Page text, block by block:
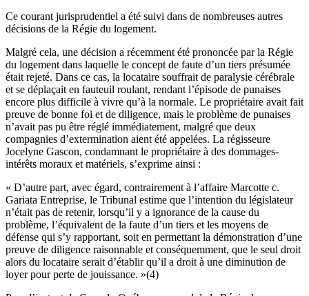
Ce courant jurisprudentiel a été suivi dans de nombreuses autres
décisions de la Régie du logement.
Malgré cela, une décision a récemment été prononcée par la Régie
du logement dans laquelle le concept de faute d’un tiers présumée
était rejeté. Dans ce cas, la locataire souffrait de paralysie cérébrale
et se déplaçait en fauteuil roulant, rendant l’épisode de punaises
encore plus difficile à vivre qu’à la normale. Le propriétaire avait fait
preuve de bonne foi et de diligence, mais le problème de punaises
n’avait pas pu être réglé immédiatement, malgré que deux
compagnies d’extermination aient été appelées. La régisseure
Jocelyne Gascon, condamnant le propriétaire à des dommages-
intérêts moraux et matériels, s’exprime ainsi :
« D’autre part, avec égard, contrairement à l’affaire Marcotte c.
Gariata Entreprise, le Tribunal estime que l’intention du législateur
n’était pas de retenir, lorsqu’il y a ignorance de la cause du
problème, l’équivalent de la faute d’un tiers et les moyens de
défense qui s’y rapportant, soit en permettant la démonstration d’une
preuve de diligence raisonnable et conséquemment, que le seul droit
alors du locataire serait d’établir qu’il a droit à une diminution de
loyer pour perte de jouissance. »(4)